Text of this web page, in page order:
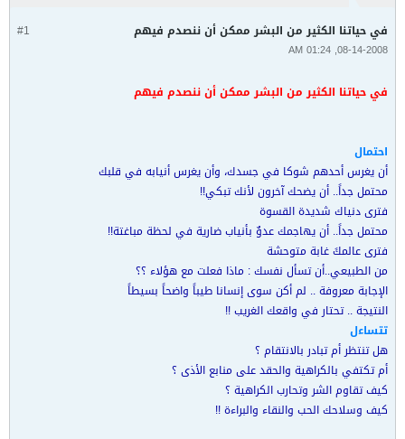
#1 في حياتنا الكثير من البشر ممكن أن ننصدم فيهم
08-14-2008, 01:24 AM
في حياتنا الكثير من البشر ممكن أن ننصدم فيهم
احتمال
أن يغرس أحدهم شوكا في جسدك، وأن يغرس أنيابه في قلبك
محتمل جداً.. أن يضحك آخرون لأنك تبكي!!
فترى دنياك شديدة القسوة
محتمل جداً.. أن يهاجمك عدوٌ بأنياب ضارية في لحظة مباغتة!!
فترى عالمكَ غابة متوحشة
من الطبيعي..أن تسأل نفسك : ماذا فعلت مع هؤلاء ؟؟
الإجابة معروفة .. لم أكن سوى إنسانا طيباً واضحاً بسيطاً
النتيجة .. تحتار في واقعك الغريب !!
تتساءل
هل تنتظر أم تبادر بالانتقام ؟
أم تكتفي بالكراهية والحقد على منابع الأذى ؟
كيف تقاوم الشر وتحارب الكراهية ؟
كيف وسلاحك الحب والنقاء والبراءة !!